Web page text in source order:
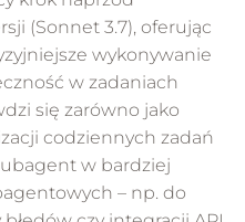
(Sonnet 3.7), oferując
wykonywanie
w zadaniach
się zarówno jako
codziennych zadań
w bardziej
– np. do